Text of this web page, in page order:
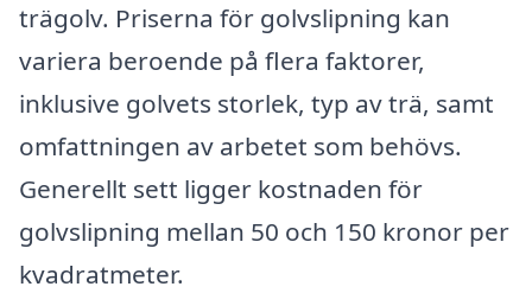
trägolv. Priserna för golvslipning kan
variera beroende på flera faktorer,
inklusive golvets storlek, typ av trä, samt
omfattningen av arbetet som behövs.
Generellt sett ligger kostnaden för
golvslipning mellan 50 och 150 kronor per
kvadratmeter.